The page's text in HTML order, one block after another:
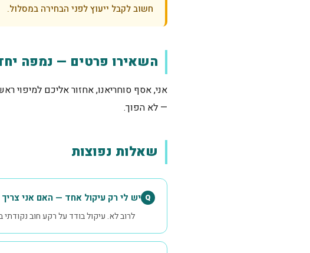
חשוב לקבל ייעוץ לפני הבחירה במסלול.
השאירו פרטים — נמפה
אני, אסף סוחריאנו, אחזור אליכם למיפוי
— לא הפוך.
שאלות נפוצות
Q יש לי רק עיקול אחד — האם אני
לרוב לא. עיקול בודד על רקע חוב